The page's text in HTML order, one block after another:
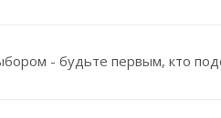
- будьте первым, кто